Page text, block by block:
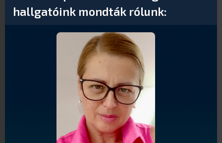
hallgatóink mondták rólunk: